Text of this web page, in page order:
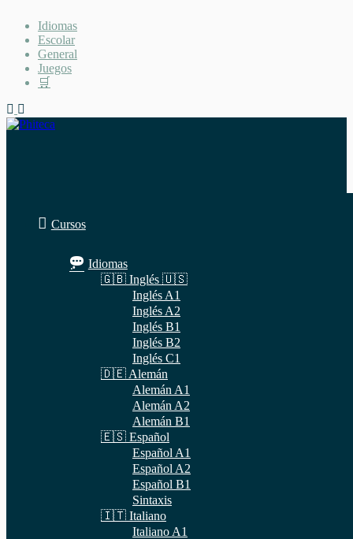
contenido
Idiomas
Escolar
General
Juegos
🛒
Cursos
Idiomas
🇬🇧 Inglés 🇺🇸
Inglés A1
Inglés A2
Inglés B1
Inglés B2
Inglés C1
🇩🇪 Alemán
Alemán A1
Alemán A2
Alemán B1
🇪🇸 Español
Español A1
Español A2
Español B1
Sintaxis
🇮🇹 Italiano
Italiano A1